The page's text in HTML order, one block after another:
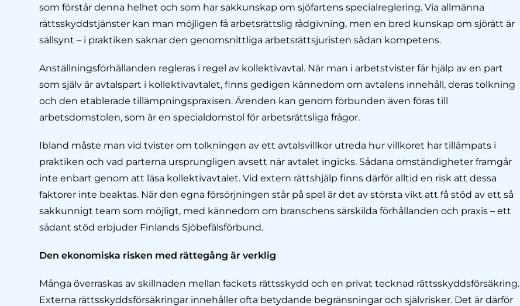
som förstår denna helhet och som har sakkunskap om sjöfartens specialreglering. Via allmänna
rättsskyddstjänster kan man möjligen få arbetsrättslig rådgivning, men en bred kunskap om sjörätt är
sällsynt – i praktiken saknar den genomsnittliga arbetsrättsjuristen sådan kompetens.
Anställningsförhållanden regleras i regel av kollektivavtal. När man i arbetstvister får hjälp av en part
som själv är avtalspart i kollektivavtalet, finns gedigen kännedom om avtalens innehåll, deras tolkning
och den etablerade tillämpningspraxisen. Ärenden kan genom förbunden även föras till
arbetsdomstolen, som är en specialdomstol för arbetsrättsliga frågor.
Ibland måste man vid tvister om tolkningen av ett avtalsvillkor utreda hur villkoret har tillämpats i
praktiken och vad parterna ursprungligen avsett när avtalet ingicks. Sådana omständigheter framgår
inte enbart genom att läsa kollektivavtalet. Vid extern rättshjälp finns därför alltid en risk att dessa
faktorer inte beaktas. När den egna försörjningen står på spel är det av största vikt att få stöd av ett så
sakkunnigt team som möjligt, med kännedom om branschens särskilda förhållanden och praxis – ett
sådant stöd erbjuder Finlands Sjöbefälsförbund.
Den ekonomiska risken med rättegång är verklig
Många överraskas av skillnaden mellan fackets rättsskydd och en privat tecknad rättsskyddsförsäkring.
Externa rättsskyddsförsäkringar innehåller ofta betydande begränsningar och självrisker. Det är därför